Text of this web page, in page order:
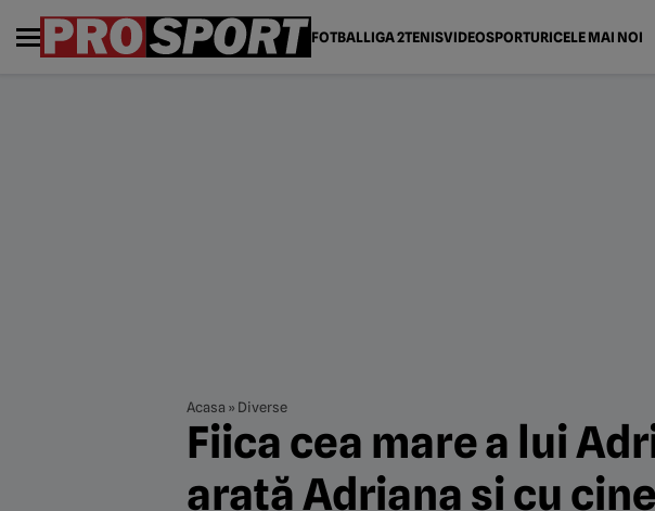
FOTBALLIGA 2TENISVIDEOSPORTURICELE MAI NOI
Acasa » Diverse
Fiica cea mare a lui
arată Adriana și cu